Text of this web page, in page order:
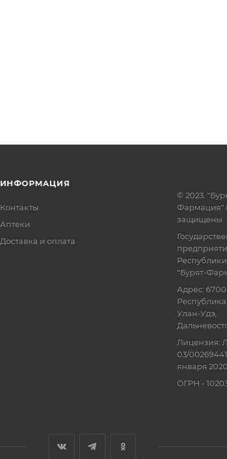
ИНФОРМАЦИЯ
Контакты
Аптеки
Доставка и оплата
© 2023.
Фармация"
защищены
"Бурят-
Адрес:
Республика
Улан-Удэ,
Лицензия:
03/
января
ОГРН -